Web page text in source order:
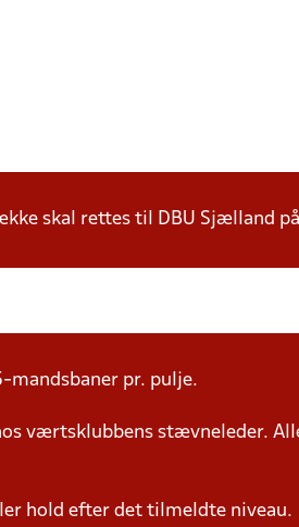
skal rettes til DBU Sjælland på
mandsbaner pr. pulje.
værtsklubbens stævneleder.
hold efter det tilmeldte niveau.